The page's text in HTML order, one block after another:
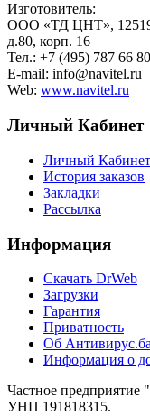
Изготовитель:
ООО «ТД ЦНТ»,
д.80, корп. 16
Тел.: +7 (495) 787 66 80
E-mail: info@navitel.ru
Web: www.navitel.ru
Личный Кабинет
Личный Кабинет
История заказов
Закладки
Рассылка
Информация
Cкачать DrWeb
Загрузки
Гарантия
Приватность
Об
Информация о
Частное
УНП 191818315.